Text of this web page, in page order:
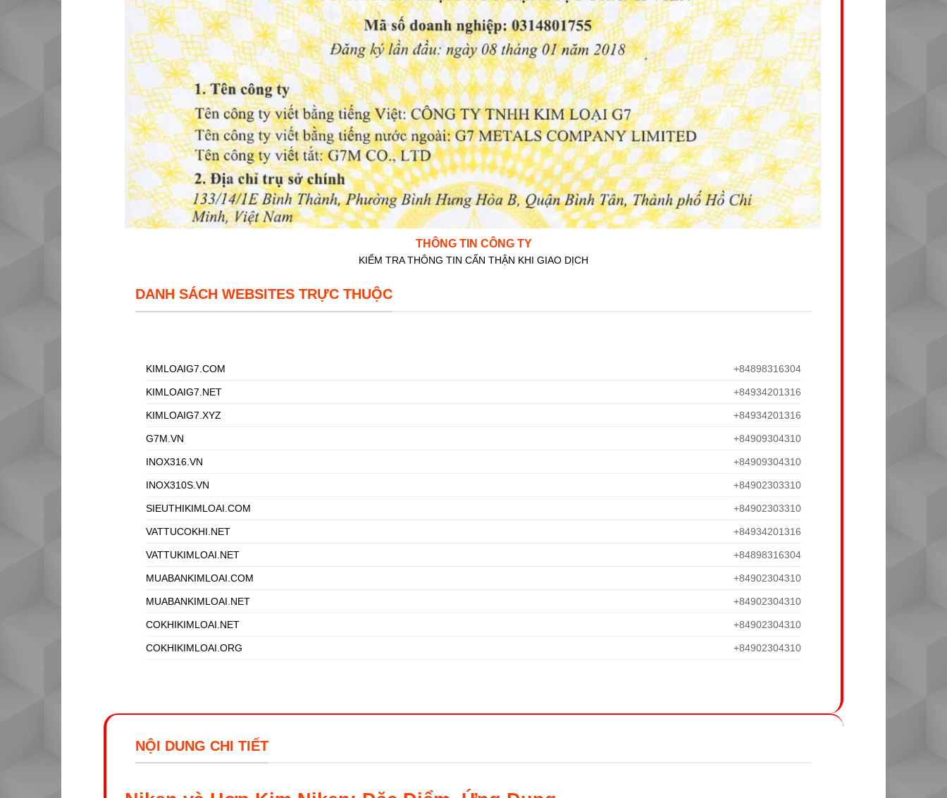
THÔNG TIN CÔNG TY
KIỂM TRA THÔNG TIN CẨN THẬN KHI GIAO DỊCH
DANH SÁCH WEBSITES TRỰC THUỘC
KIMLOAIG7.COM +84898316304
KIMLOAIG7.NET +84934201316
KIMLOAIG7.XYZ +84934201316
G7M.VN +84909304310
INOX316.VN +84909304310
INOX310S.VN +84902303310
SIEUTHIKIMLOAI.COM +84902303310
VATTUCOKHI.NET +84934201316
VATTUKIMLOAI.NET +84898316304
MUABANKIMLOAI.COM +84902304310
MUABANKIMLOAI.NET +84902304310
COKHIKIMLOAI.NET +84902304310
COKHIKIMLOAI.ORG +84902304310
NỘI DUNG CHI TIẾT